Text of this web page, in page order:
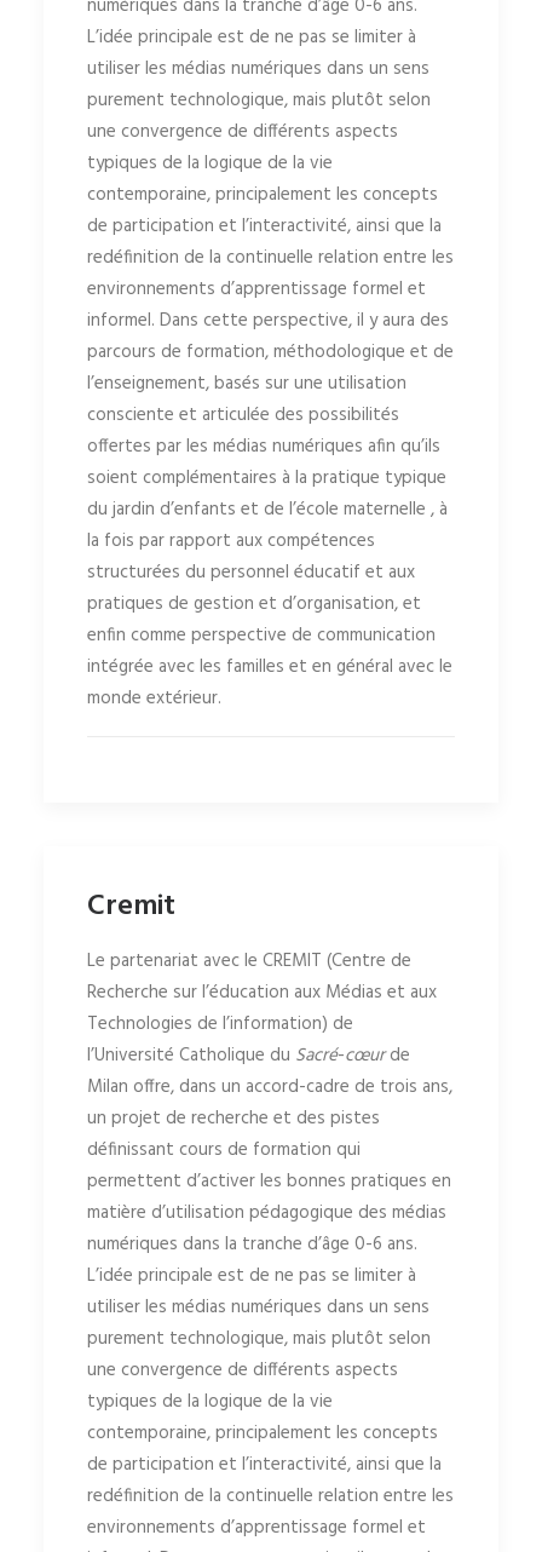
numériques dans la tranche d’âge 0-6 ans.
L’idée principale est de ne pas se limiter à
utiliser les médias numériques dans un sens
purement technologique, mais plutôt selon
une convergence de différents aspects
typiques de la logique de la vie
contemporaine, principalement les concepts
de participation et l’interactivité, ainsi que la
redéfinition de la continuelle relation entre les
environnements d’apprentissage formel et
informel. Dans cette perspective, il y aura des
parcours de formation, méthodologique et de
l’enseignement, basés sur une utilisation
consciente et articulée des possibilités
offertes par les médias numériques afin qu’ils
soient complémentaires à la pratique typique
du jardin d’enfants et de l’école maternelle , à
la fois par rapport aux compétences
structurées du personnel éducatif et aux
pratiques de gestion et d’organisation, et
enfin comme perspective de communication
intégrée avec les familles et en général avec le
monde extérieur.
Cremit
Le partenariat avec le CREMIT (Centre de
Recherche sur l’éducation aux Médias et aux
Technologies de l’information) de
l’Université Catholique du Sacré-cœurde
Milan offre, dans un accord-cadre de trois ans,
un projet de recherche et des pistes
définissant cours de formation qui
permettent d’activer les bonnes pratiques en
matière d’utilisation pédagogique des médias
numériques dans la tranche d’âge 0-6 ans.
L’idée principale est de ne pas se limiter à
utiliser les médias numériques dans un sens
purement technologique, mais plutôt selon
une convergence de différents aspects
typiques de la logique de la vie
contemporaine, principalement les concepts
de participation et l’interactivité, ainsi que la
redéfinition de la continuelle relation entre les
environnements d’apprentissage formel et